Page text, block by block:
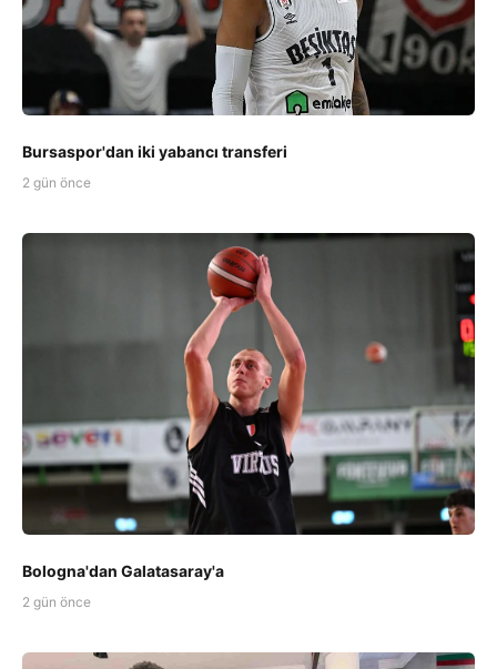
Bursaspor'dan iki yabancı transferi
2 gün önce
Bologna'dan Galatasaray'a
2 gün önce